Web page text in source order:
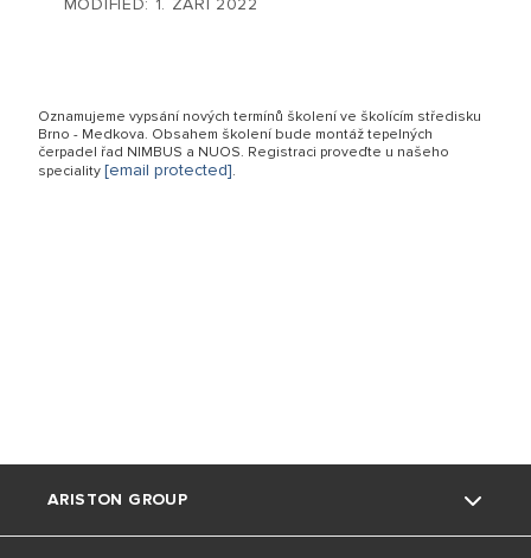
MODIFIED: 1. ZÁŘÍ 2022
Oznamujeme vypsání nových termínů školení ve školícím středisku
Brno - Medkova. Obsahem školení bude montáž tepelných
čerpadel řad NIMBUS a NUOS. Registraci proveďte u našeho
speciality [email protected].
ARISTON GROUP